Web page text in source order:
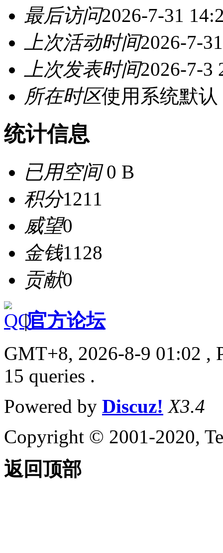
最后访问2026-7-31
上次活动时间2026-7-
上次发表时间2026-7-3
所在时区使用系统默认
统计信息
已用空间0 B
积分1211
威望0
金钱1128
贡献0
|官方论坛
GMT+8, 2026-8-9 01:02 ,
15 queries .
Powered by Discuz! X3.4
Copyright © 2001-2020,
返回顶部